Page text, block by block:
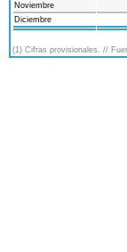
Noviembre
Diciembre
(1) Cifras provisionales. //